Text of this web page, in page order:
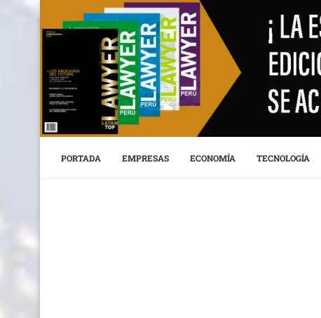
PORTADA EMPRESAS ECONOMÍA TECNOLOGÍA